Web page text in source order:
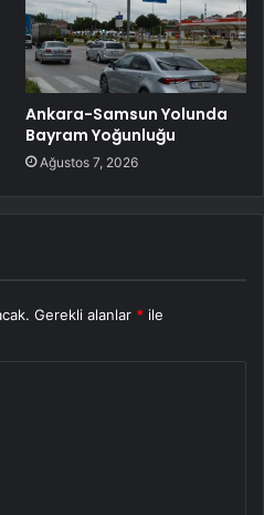
Ankara-Samsun Yolunda
Bayram Yoğunluğu
Ağustos 7, 2026
Gerekli alanlar * ile